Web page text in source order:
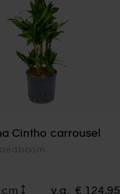
Cintho carrousel
cm v.a. € 124,95